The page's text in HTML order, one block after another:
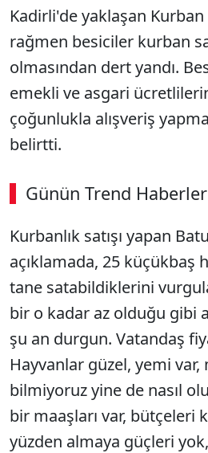
Kadirli'de yaklaşan Kurban
rağmen besiciler kurban
olmasından dert yandı.
emekli ve asgari
çoğunlukla alışveriş
belirtti.
Günün Trend
00:02 / 08:15
Kurbanlık satışı yapan
açıklamada, 25 küçükbaş
tane satabildiklerini
bir o kadar az olduğu gibi
şu an durgun. Vatandaş
Hayvanlar güzel, yemi var,
bilmiyoruz yine de nasıl
bir maaşları var, bütçeleri
yüzden almaya güçleri